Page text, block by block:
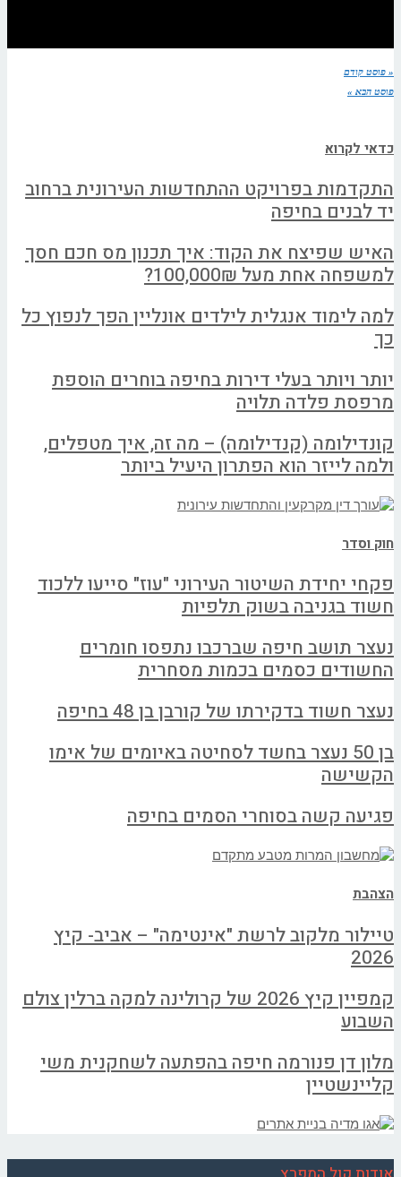
« פוסט קודם
פוסט הבא »
כדאי לקרוא
התקדמות בפרויקט ההתחדשות העירונית ברחוב
יד לבנים בחיפה
האיש שפיצח את הקוד: איך תכנון מס חכם חסך
למשפחה אחת מעל 100,000₪?
למה לימוד אנגלית לילדים אונליין הפך לנפוץ כל
כך
יותר ויותר בעלי דירות בחיפה בוחרים הוספת
מרפסת פלדה תלויה
קונדילומה (קנדילומה) – מה זה, איך מטפלים,
ולמה לייזר הוא הפתרון היעיל ביותר
חוק וסדר
פקחי יחידת השיטור העירוני "עוז" סייעו ללכוד
חשוד בגניבה בשוק תלפיות
נעצר תושב חיפה שברכבו נתפסו חומרים
החשודים כסמים בכמות מסחרית
נעצר חשוד בדקירתו של קורבן בן 48 בחיפה
בן 50 נעצר בחשד לסחיטה באיומים של אימו
הקשישה
פגיעה קשה בסוחרי הסמים בחיפה
הצהבת
טיילור מלקוב לרשת "אינטימה" – אביב- קיץ
2026
קמפיין קיץ 2026 של קרולינה למקה ברלין צולם
השבוע
מלון דן פנורמה חיפה בהפתעה לשחקנית משי
קליינשטיין